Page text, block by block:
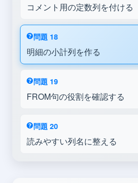
コメント用の定数列を付ける
問題 18
明細の小計列を作る
問題 19
FROM句の役割を確認する
問題 20
読みやすい列名に整える